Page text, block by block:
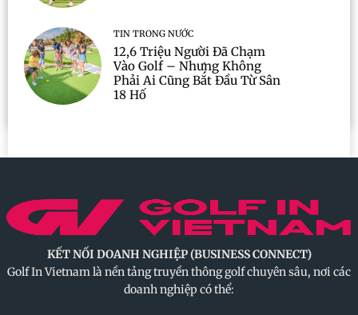
TIN TRONG NƯỚC
12,6 Triệu Người Đã Chạm
Vào Golf – Nhưng Không
Phải Ai Cũng Bắt Đầu Từ Sân
18 Hố
KẾT NỐI DOANH NGHIỆP (BUSINESS CONNECT)
Golf In Vietnam là nền tảng truyền thông golf chuyên sâu, nơi các
doanh nghiệp có thể: